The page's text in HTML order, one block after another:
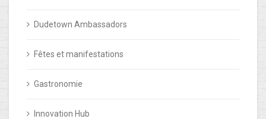
Dudetown Ambassadors
Fêtes et manifestations
Gastronomie
Innovation Hub